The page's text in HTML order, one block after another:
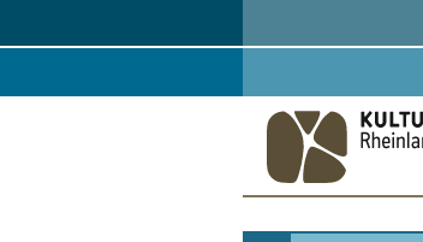
content